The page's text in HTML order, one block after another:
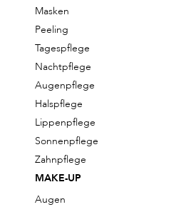
Masken
Peeling
Tagespflege
Nachtpflege
Augenpflege
Halspflege
Lippenpflege
Sonnenpflege
Zahnpflege
MAKE-UP
Augen